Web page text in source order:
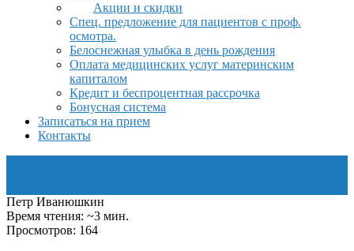
Акции и скидки
Спец. предложение для пациентов с проф.
осмотра.
Белоснежная улыбка в день рождения
Оплата медицинских услуг материнским
капиталом
Кредит и беспроцентная рассрочка
Бонусная система
Записаться на прием
Контакты
Петр Иванюшкин
Время чтения: ~3 мин.
Просмотров: 164